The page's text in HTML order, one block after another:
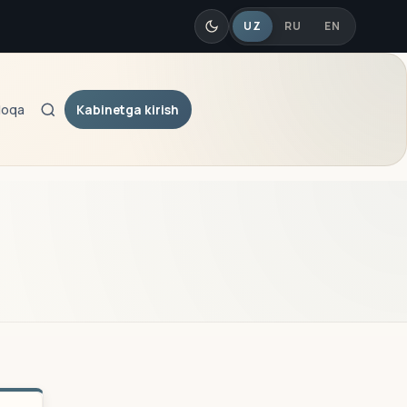
UZ RU EN
QidiruvKabinetga kirish